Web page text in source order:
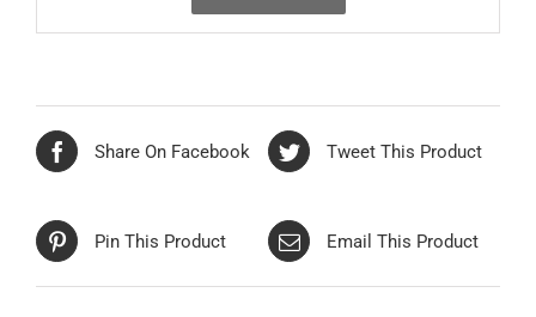
Share On Facebook Tweet This Product
Pin This Product Email This Product